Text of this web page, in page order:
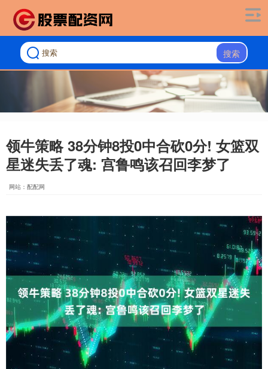
搜索
领牛策略 38分钟8投0中合砍0分! 女篮双
星迷失丢了魂: 宫鲁鸣该召回李梦了
网站：配配网